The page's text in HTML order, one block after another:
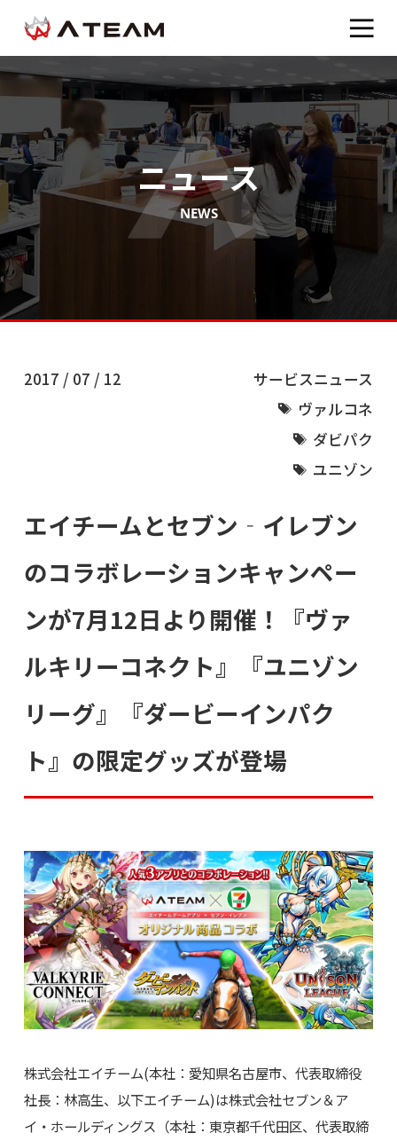
ニュース
NEWS
2017 / 07 / 12
サービスニュース
ヴァルコネ
ダビパク
ユニゾン
エイチームとセブン‐イレブン
のコラボレーションキャンペー
ンが7月12日より開催！『ヴァ
ルキリーコネクト』『ユニゾン
リーグ』『ダービーインパク
ト』の限定グッズが登場
株式会社エイチーム(本社：愛知県名古屋市、代表取締役
社長：林高生、以下エイチーム)は株式会社セブン＆ア
イ・ホールディングス（本社：東京都千代田区、代表取締